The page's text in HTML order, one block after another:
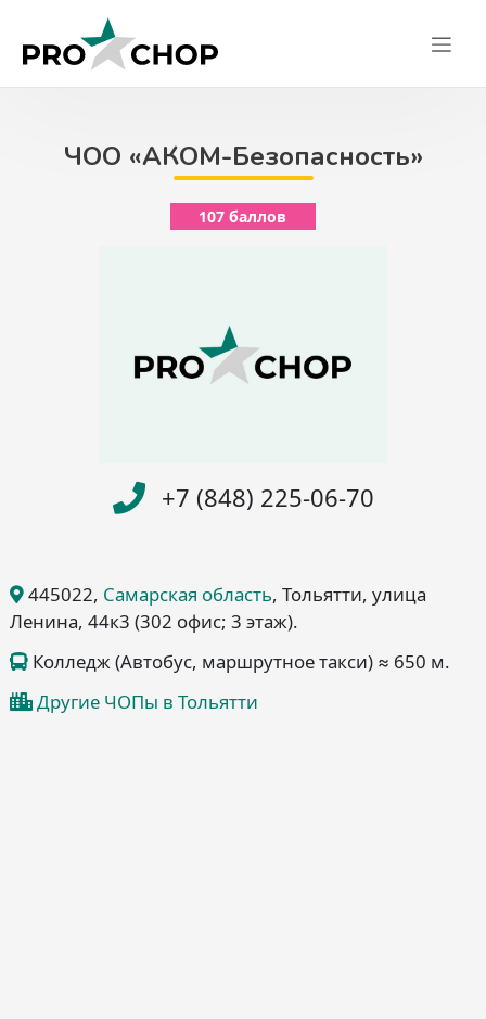
content
ЧОО «АКОМ-Безопасность»
107 баллов
+7 (848) 225-06-70
445022, Самарская область, Тольятти, улица
Ленина, 44к3 (302 офис; 3 этаж).
Колледж (Автобус, маршрутное такси) ≈ 650 м.
Другие ЧОПы в Тольятти